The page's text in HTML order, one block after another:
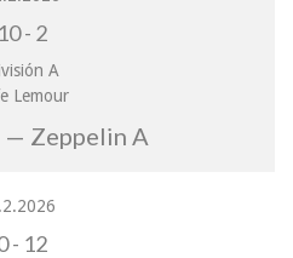
10- 2
A
Lemour
— Zeppelin A
- 12